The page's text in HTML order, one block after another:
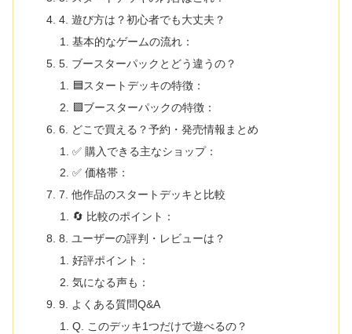
4. 遊び方は？初心者でも大丈夫？
基本的なゲームの流れ：
5. ブースターパックとどう違うの？
🟦スタートデッキの特徴：
🟪ブースターパックの特徴：
6. どこで買える？予約・発売情報まとめ
✅ 購入できる主なショップ：
✅ 価格帯：
7. 他作品のスタートデッキと比較
🔄 比較のポイント：
8. ユーザーの評判・レビューは？
好評ポイント：
気になる声も：
9. よくある質問Q&A
Q. このデッキ1つだけで遊べるの？